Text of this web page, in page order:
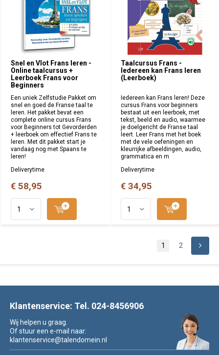
Snel en Vlot Frans leren -
Online taalcursus +
Leerboek Frans voor
Beginners
Een uniek Zelfstudie Pakket om
snel en goed de Franse taal te
leren. Het pakket bevat een
complete online cursus Frans
voor Beginners tot Gevorderden
+ leerboek om effectief Frans te
leren. Met dit pakket start je
vandaag nog met Spaans te
leren!
Deliverytime
€ 58,95
Taalcursus Frans -
Iedereen kan Frans leren
(Leerboek)
Iedereen kan Frans leren! Deze
cursus Frans voor beginners
bestaat uit een leerboek, met
tekst, beeld en audio, waarmee
je doelgericht de Franse taal
leert. Leer Frans met het boek
met de vele oefeningen en
kleurrijke afbeeldingen, audio,
grammatica en m
Deliverytime
€ 34,95
1 2
Klantenservice: Tel. 024-8456906
Wij helpen u graag.
Of stuur een e-mail naar:
klantenservice@talendomein.nl